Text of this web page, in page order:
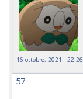
16 ottobre, 2021 - 22:26
57